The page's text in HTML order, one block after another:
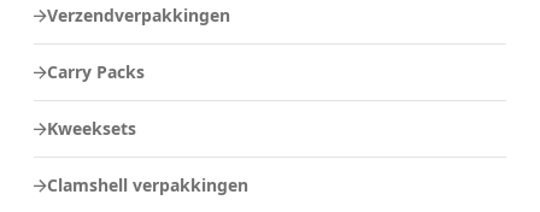
Verzendverpakkingen
Carry Packs
Kweeksets
Clamshell verpakkingen